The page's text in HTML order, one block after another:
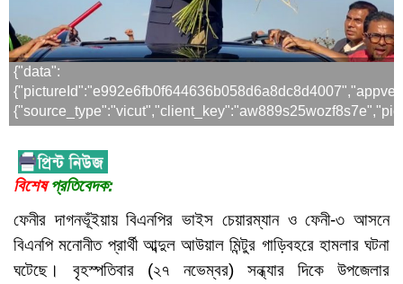
{"data":
বিশেষ প্রতিবেদক:
ফেনীর দাগনভূঁইয়ায় বিএনপির ভাইস চেয়ারম্যান ও ফেনী-৩ আসনে
বিএনপি মনোনীত প্রার্থী আব্দুল আউয়াল মিন্টুর গাড়িবহরে হামলার ঘটনা
ঘটেছে। বৃহস্পতিবার (২৭ নভেম্বর) সন্ধ্যার দিকে উপজেলার